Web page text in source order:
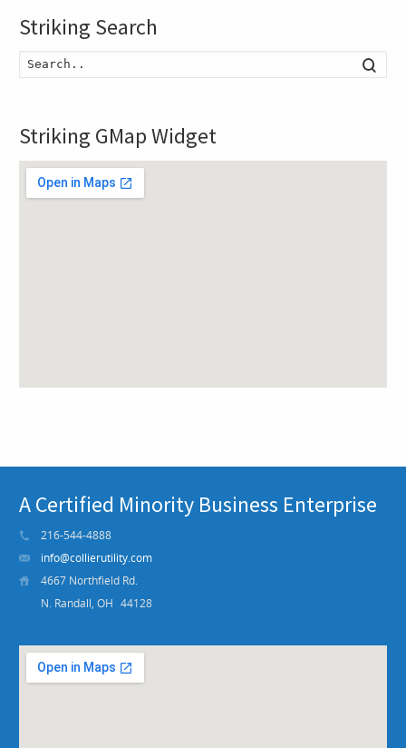
Striking Search
Striking GMap Widget
A Certified Minority Business Enterprise
216-544-4888
info@collierutility.com
4667 Northfield Rd.
N. Randall, OH 44128